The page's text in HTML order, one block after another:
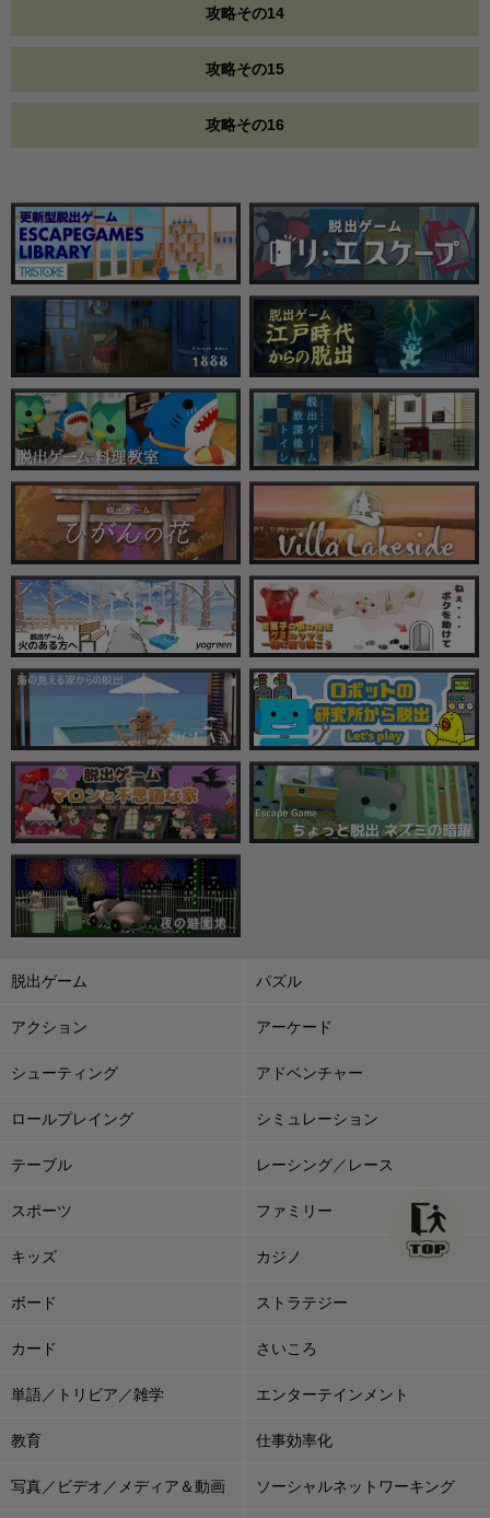
攻略その14
攻略その15
攻略その16
脱出ゲーム パズル
アクション アーケード
シューティング アドベンチャー
ロールプレイング シミュレーション
テーブル レーシング／レース
スポーツ ファミリー
キッズ カジノ
ボード ストラテジー
カード さいころ
単語／トリビア／雑学 エンターテインメント
教育 仕事効率化
写真／ビデオ／メディア＆動画 ソーシャルネットワーキング